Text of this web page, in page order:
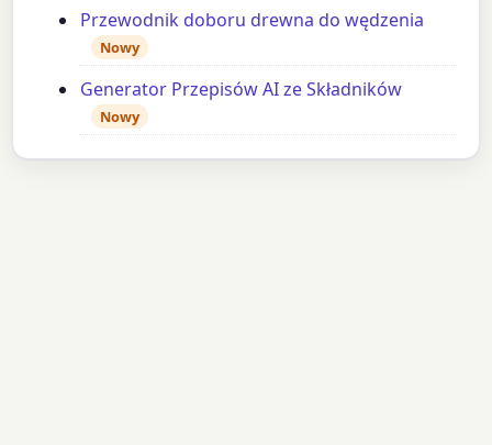
Przewodnik doboru drewna do wędzenia
Nowy
Generator Przepisów AI ze Składników
Nowy